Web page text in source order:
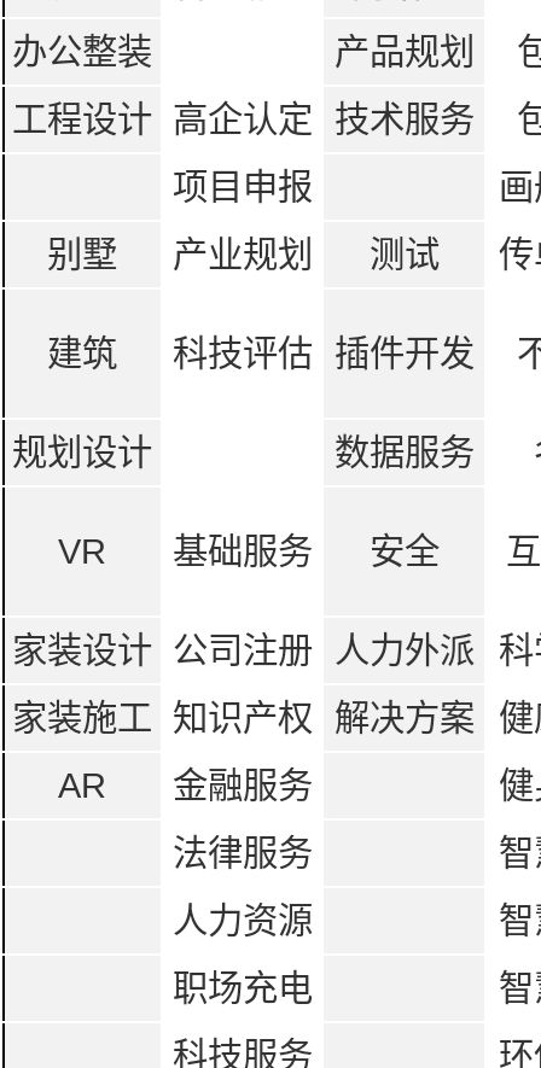
办公整装
产品规划
工程设计 高企认定 技术服务
项目申报
别墅
产业规划 测试
建筑 科技评估 插件开发
规划设计 数据服务
VR 基础服务 安全
家装设计 公司注册 人力外派
家装施工 知识产权 解决方案
AR
金融服务
法律服务
人力资源
职场充电
科技服务